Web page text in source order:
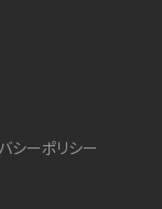
シーポリシー